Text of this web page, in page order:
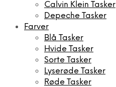
Calvin Klein Tasker
Depeche Tasker
Farver
Blå Tasker
Hvide Tasker
Sorte Tasker
Lyserøde Tasker
Røde Tasker